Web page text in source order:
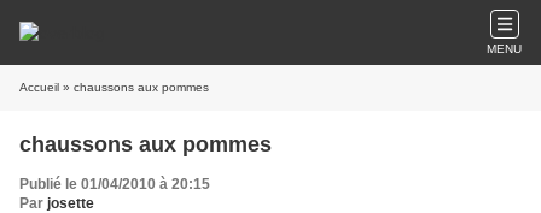
MENU
Accueil » chaussons aux pommes
chaussons aux pommes
Publié le 01/04/2010 à 20:15
Par josette